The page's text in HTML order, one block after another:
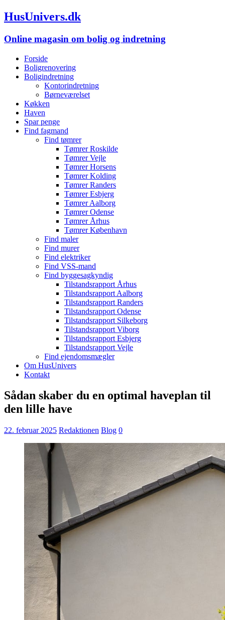
HusUnivers.dk
Online magasin om bolig og indretning
Forside
Boligrenovering
Boligindretning
Kontorindretning
Børneværelset
Køkken
Haven
Spar penge
Find fagmand
Find tømrer
Tømrer Roskilde
Tømrer Vejle
Tømrer Horsens
Tømrer Kolding
Tømrer Randers
Tømrer Esbjerg
Tømrer Aalborg
Tømrer Odense
Tømrer Århus
Tømrer København
Find maler
Find murer
Find elektriker
Find VSS-mand
Find byggesagkyndig
Tilstandsrapport Århus
Tilstandsrapport Aalborg
Tilstandsrapport Randers
Tilstandsrapport Odense
Tilstandsrapport Silkeborg
Tilstandsrapport Viborg
Tilstandsrapport Esbjerg
Tilstandsrapport Vejle
Find ejendomsmægler
Om HusUnivers
Kontakt
Sådan skaber du en optimal haveplan til
den lille have
22. februar 2025 Redaktionen Blog 0